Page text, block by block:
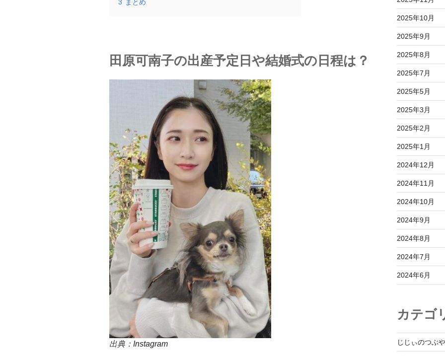
3 まとめ
田原可南子の出産予定日や結婚式の日程は？
出典： Instagram
2025年10月
2025年9月
2025年8月
2025年7月
2025年5月
2025年3月
2025年2月
2025年1月
2024年12月
2024年11月
2024年10月
2024年9月
2024年8月
2024年7月
2024年6月
カテゴ
じじぃのつぶ